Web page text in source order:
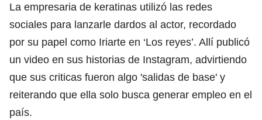
La empresaria de keratinas utilizó las redes
sociales para lanzarle dardos al actor, recordado
por su papel como Iriarte en ‘Los reyes’. Allí publicó
un video en sus historias de Instagram, advirtiendo
que sus criticas fueron algo 'salidas de base' y
reiterando que ella solo busca generar empleo en el
país.